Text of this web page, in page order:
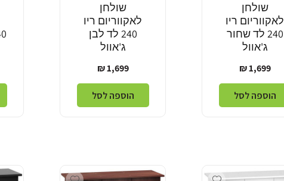
שולחן
לאקווריום ריו
240 לד שחור
ג'אוול
מחיר
רגיל
1,699 ₪
הוספה לסל
שולחן
לאקווריום ריו
240 לד לבן
ג'אוול
מחיר
רגיל
1,699 ₪
הוספה לסל
Add wishlist
Add wishlist